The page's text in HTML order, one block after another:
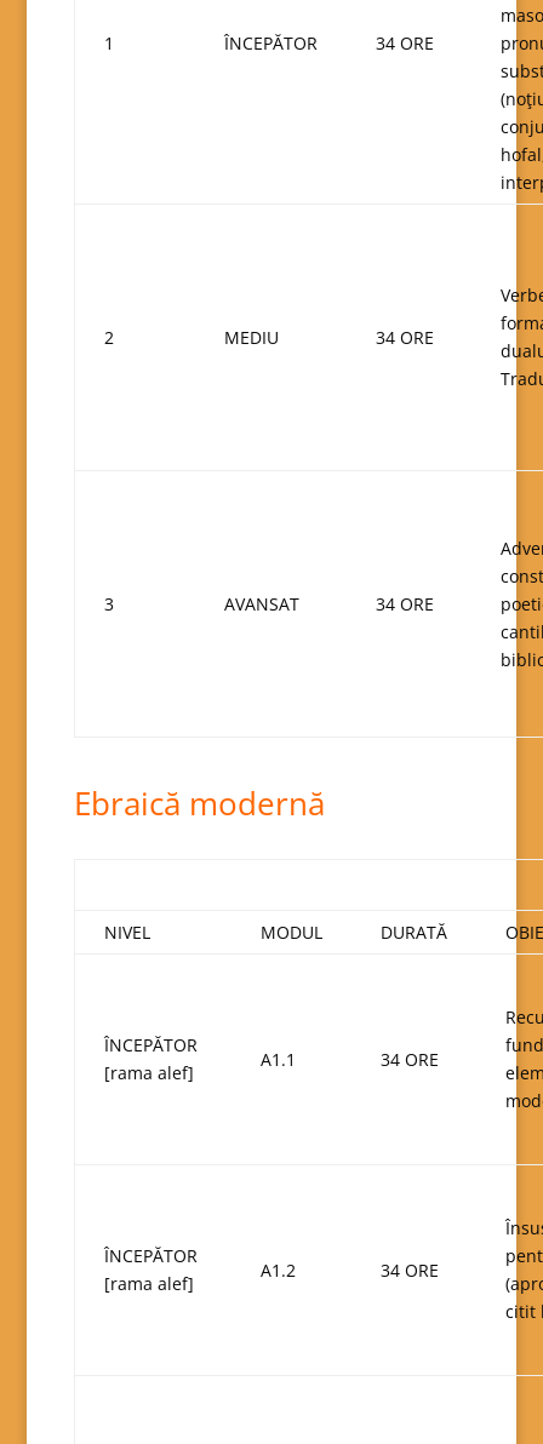
1 ÎNCEPĂTOR 34 ORE
2 MEDIU 34 ORE
3 AVANSAT 34 ORE
Ebraică modernă
NIVEL MODUL DURATĂ
ÎNCEPĂTOR
[rama alef]
A1.1 34 ORE
ÎNCEPĂTOR
[rama alef]
A1.2 34 ORE
citit